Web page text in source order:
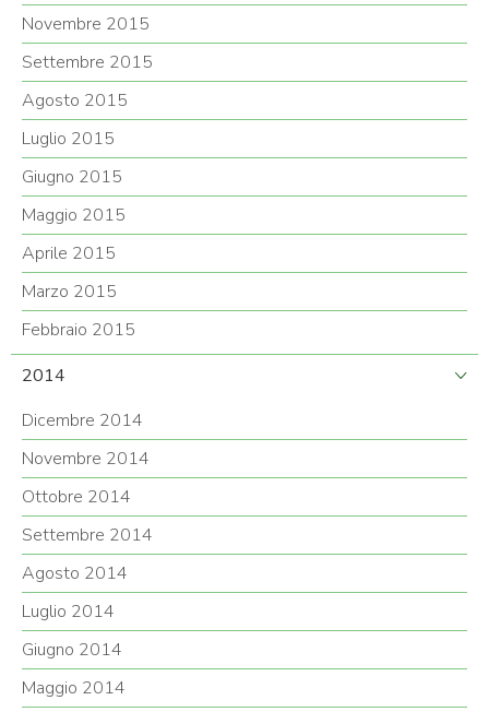
Novembre 2015
Settembre 2015
Agosto 2015
Luglio 2015
Giugno 2015
Maggio 2015
Aprile 2015
Marzo 2015
Febbraio 2015
2014
Dicembre 2014
Novembre 2014
Ottobre 2014
Settembre 2014
Agosto 2014
Luglio 2014
Giugno 2014
Maggio 2014